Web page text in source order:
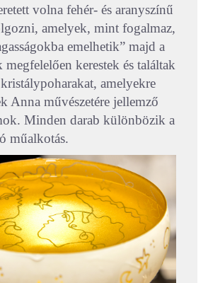
volna fehér- és aranyszínű
amelyek, mint fogalmaz,
emelhetik” majd a
kerestek és találtak
amelyekre
Anna művészetére jellemző
Minden darab különbözik a
műalkotás.